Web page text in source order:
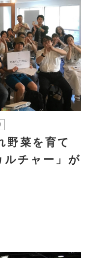
野菜を育て
チャー」が